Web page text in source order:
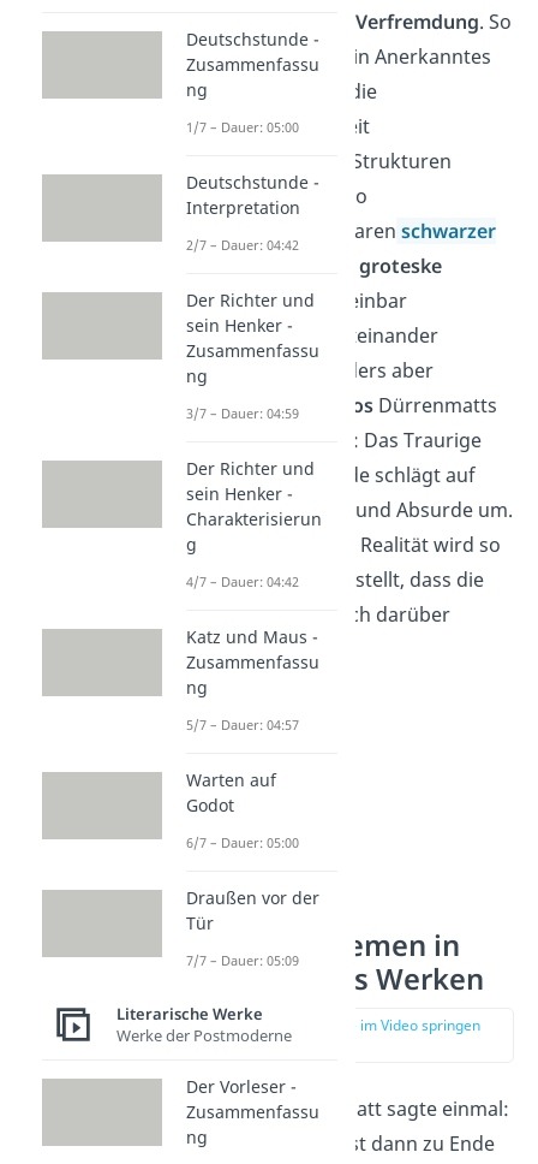
Verfremdung. So
konnte er allgemein Anerkanntes
hinterfragen und die
Widersprüchlichkeit
gesellschaftlicher Strukturen
offenbaren. Ebenso
charakteristisch waren schwarzer
Satire und groteske
Elemente, die scheinbar
Unvereinbares miteinander
verbinden. Besonders aber
zeichnete das
Chaos Dürrenmatts
Dramatheorie aus: Das Traurige
oder Schockierende schlägt auf
einmal ins Lustige und Absurde um.
Auch die tragische Realität wird so
übertrieben dargestellt, dass die
Zuschauer nur noch darüber
lachen können.
Zentrale Themen in
Dürrenmatts Werken
zur Stelle im Video springen
Friedrich Dürrenmatt sagte einmal:
„Eine Geschichte ist dann zu Ende
Deutschstunde -
Zusammenfassu
ng
1/7 – Dauer: 05:00
Deutschstunde -
Interpretation
2/7 – Dauer: 04:42
Der Richter und
sein Henker -
Zusammenfassu
ng
3/7 – Dauer: 04:59
Der Richter und
sein Henker -
Charakterisierun
g
4/7 – Dauer: 04:42
Katz und Maus -
Zusammenfassu
ng
5/7 – Dauer: 04:57
Warten auf
Godot
6/7 – Dauer: 05:00
Draußen vor der
Tür
7/7 – Dauer: 05:09
Literarische Werke
Werke der Postmoderne
Der Vorleser -
Zusammenfassu
ng